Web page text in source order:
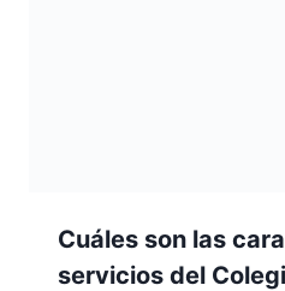
Cuáles son las
servicios del